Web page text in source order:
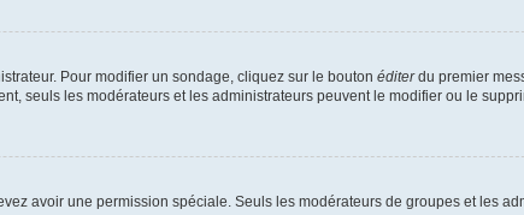
Pour modifier un sondage, cliquez sur le bouton éditerdu premier
seuls les modérateurs et les administrateurs peuvent le modifier ou le
avoir une permission spéciale. Seuls les modérateurs de groupes et les